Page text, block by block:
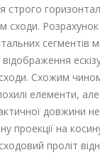
строго
сходи.
сегментів
Схожим
елементи,
довжини
проекції на
проліт